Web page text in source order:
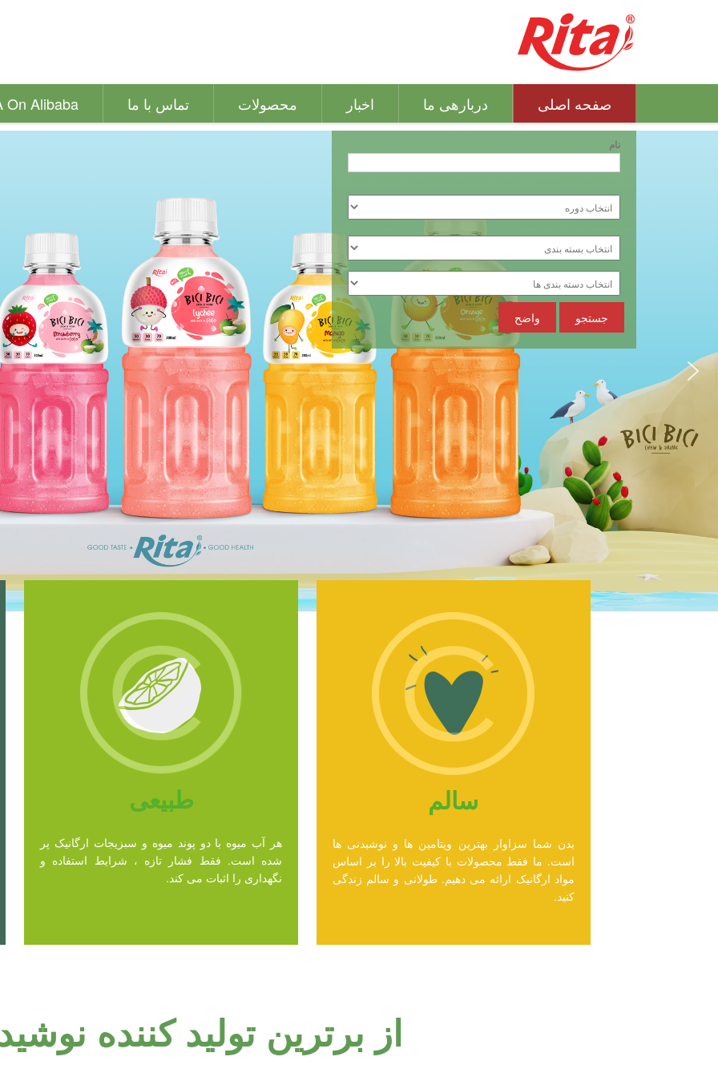
صفحه اصلی دربارهی ما اخبار محصولات تماس با ما On Alibaba
نام
جستجو واضح
طبیعی
هر آب میوه با دو پوند میوه و سبزیجات ارگانیک پر
شده است. فقط فشار تازه ، شرایط استفاده و
نگهداری را اثبات می کند.
سالم
بدن شما سزاوار بهترین ویتامین ها و نوشیدنی ها
است. ما فقط محصولات با کیفیت بالا را بر اساس
مواد ارگانیک ارائه می دهیم. طولانی و سالم زندگی
کنید.
از برترین تولید کننده